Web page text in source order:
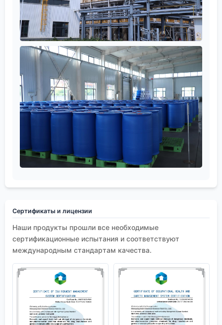
Сертификаты и лицензии
Наши продукты прошли все необходимые
сертификационные испытания и соответствуют
международным стандартам качества.